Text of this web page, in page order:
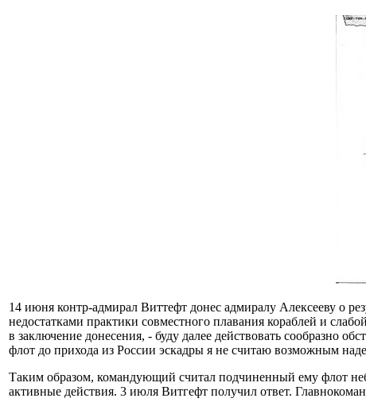
14 июня контр-адмирал Виттефт донес адмиралу Алексееву о
недостатками практики совместного плавания кораблей и
в заключение донесения, - буду далее действовать сообразно
флот до прихода из России эскадры я не считаю возможным
Таким образом, командующий считал подчиненный ему флот
активные действия. 3 июля Витгефт получил ответ.